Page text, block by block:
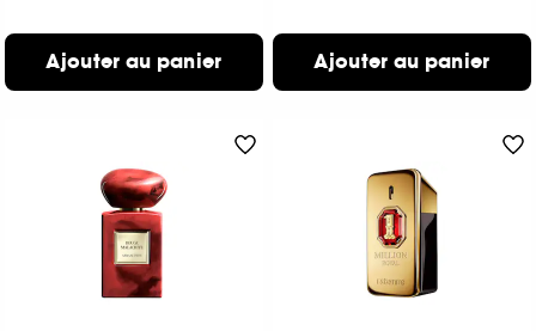
Ajouter au panier Ajouter au panier